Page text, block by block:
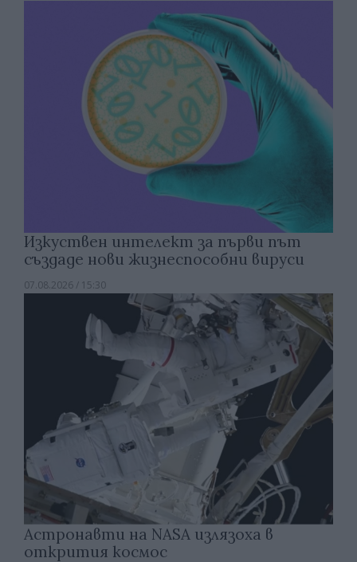
Изкуствен интелект за първи път
създаде нови жизнеспособни вируси
07.08.2026 / 15:30
Астронавти на NASA излязоха в
открития космос